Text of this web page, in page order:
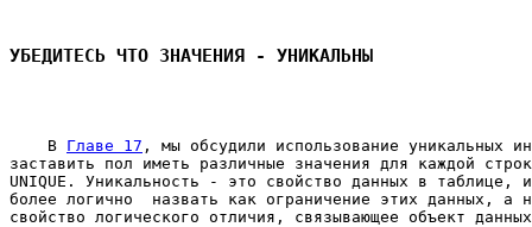
УБЕДИТЕСЬ ЧТО ЗНАЧЕНИЯ - УНИКАЛЬНЫ
    В
Главе 17 , мы обсудили использование уникальных
заставить пол иметь различные значения для каждой
UNIQUE. Уникальность - это свойство данных в таблице,
более логично  назвать как ограничение этих данных, а
свойство логического отличия, связывающее объект